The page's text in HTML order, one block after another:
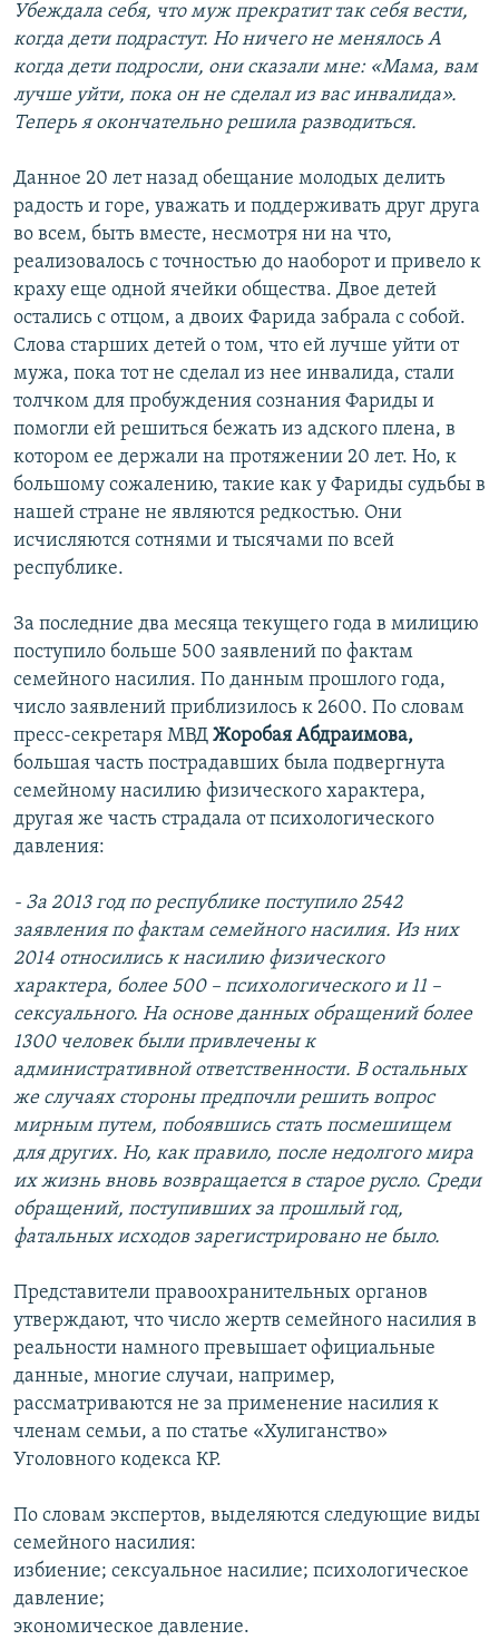
Убеждала себя, что муж прекратит так себя вести,
когда дети подрастут. Но ничего не менялось А
когда дети подросли, они сказали мне: «Мама, вам
лучше уйти, пока он не сделал из вас инвалида».
Теперь я окончательно решила разводиться.
Данное 20 лет назад обещание молодых делить
радость и горе, уважать и поддерживать друг друга
во всем, быть вместе, несмотря ни на что,
реализовалось с точностью до наоборот и привело к
краху еще одной ячейки общества. Двое детей
остались с отцом, а двоих Фарида забрала с собой.
Слова старших детей о том, что ей лучше уйти от
мужа, пока тот не сделал из нее инвалида, стали
толчком для пробуждения сознания Фариды и
помогли ей решиться бежать из адского плена, в
котором ее держали на протяжении 20 лет. Но, к
большому сожалению, такие как у Фариды судьбы в
нашей стране не являются редкостью. Они
исчисляются сотнями и тысячами по всей
республике.
За последние два месяца текущего года в милицию
поступило больше 500 заявлений по фактам
семейного насилия. По данным прошлого года,
число заявлений приблизилось к 2600. По словам
пресс-секретаря МВД Жоробая Абдраимова,
большая часть пострадавших была подвергнута
семейному насилию физического характера,
другая же часть страдала от психологического
давления:
- За 2013 год по республике поступило 2542
заявления по фактам семейного насилия. Из них
2014 относились к насилию физического
характера, более 500 – психологического и 11 –
сексуального. На основе данных обращений более
1300 человек были привлечены к
административной ответственности. В остальных
же случаях стороны предпочли решить вопрос
мирным путем, побоявшись стать посмешищем
для других. Но, как правило, после недолгого мира
их жизнь вновь возвращается в старое русло. Среди
обращений, поступивших за прошлый год,
фатальных исходов зарегистрировано не было.
Представители правоохранительных органов
утверждают, что число жертв семейного насилия в
реальности намного превышает официальные
данные, многие случаи, например,
рассматриваются не за применение насилия к
членам семьи, а по статье «Хулиганство»
Уголовного кодекса КР.
По словам экспертов, выделяются следующие виды
семейного насилия:
избиение; сексуальное насилие; психологическое
давление;
экономическое давление.